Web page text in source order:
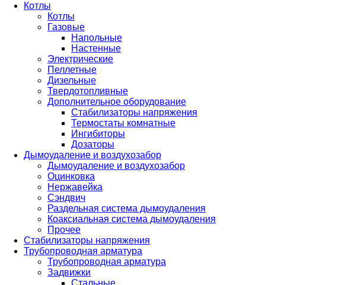
Котлы
Котлы
Газовые
Напольные
Настенные
Электрические
Пеллетные
Дизельные
Твердотопливные
Дополнительное оборудование
Стабилизаторы напряжения
Термостаты комнатные
Ингибиторы
Дозаторы
Дымоудаление и воздухозабор
Дымоудаление и воздухозабор
Оцинковка
Нержавейка
Сэндвич
Раздельная система дымоудаления
Коаксиальная система дымоудаления
Прочее
Стабилизаторы напряжения
Трубопроводная арматура
Трубопроводная арматура
Задвижки
Стальные